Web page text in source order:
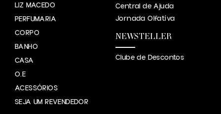
LIZ MACEDO
PERFUMARIA
CORPO
BANHO
CASA
O.E
ACESSÓRIOS
SEJA UM REVENDEDOR
Central de Ajuda
Jornada Olfatíva
NEWSTELLER
Clube de Descontos